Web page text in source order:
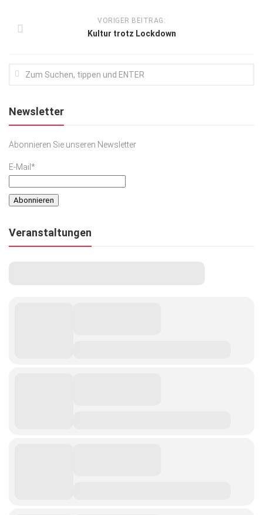
VORIGER BEITRAG:
Kultur trotz Lockdown
Newsletter
Abonnieren Sie unseren Newsletter
E-Mail*
Veranstaltungen